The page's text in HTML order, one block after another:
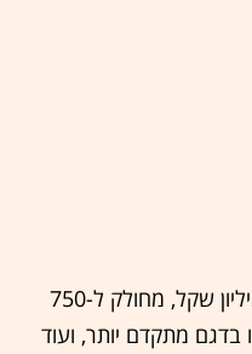
המהלך, שעלותו מוערכת בכ-2 מיליון שקל, מחולק ל-750
בדגם מתקדם יותר, ועוד